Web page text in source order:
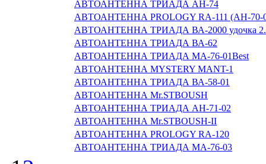
АВТОАНТЕННА ТРИАДА АН-74
АВТОАНТЕННА PROLOGY RA-111 (AH-70-
АВТОАНТЕННА ТРИАДА ВА-2000 удочка
АВТОАНТЕННА ТРИАДА ВА-62
АВТОАНТЕННА ТРИАДА МА-76-01Best
АВТОАНТЕННА MYSTERY MANT-1
АВТОАНТЕННА ТРИАДА ВА-58-01
АВТОАНТЕННА Mr.STBOUSH
АВТОАНТЕННА ТРИАДА АН-71-02
АВТОАНТЕННА Mr.STBOUSH-II
АВТОАНТЕННА PROLOGY RA-120
АВТОАНТЕННА ТРИАДА МА-76-03